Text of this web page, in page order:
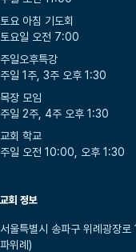
토요 아침 기도회
토요일 오전 7:00
주일오후특강
주일 1주, 3주 오후 1:30
목장 모임
주일 2주, 4주 오후 1:30
교회 학교
주일 오전 10:00, 오후 1:30
교회 정보
서울특별시 송파구 위례광장
파위례)